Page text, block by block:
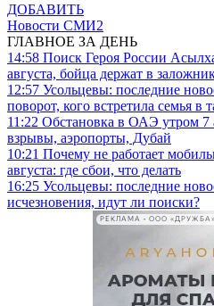
ДОБАВИТЬ
Новости СМИ2
ГЛАВНОЕ ЗА ДЕНЬ
14:58 Поиск Героя России
августа, бойца держат в
12:57 Усольцевы: последние
поворот, кого встретила семья в
11:22 Обстановка в ОАЭ утром 7
взрывы, аэропорты, Дубай
10:21 Почему не работает
августа: где сбои, что делать
16:25 Усольцевы: последние
исчезновения, идут ли поиски?